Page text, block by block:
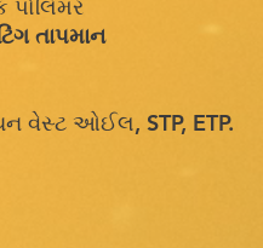
તાપમાન
વેસ્ટ ઓઈલ, STP, ETP.